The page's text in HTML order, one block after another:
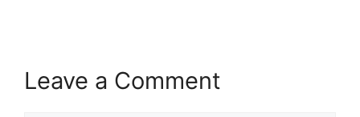
Leave a Comment